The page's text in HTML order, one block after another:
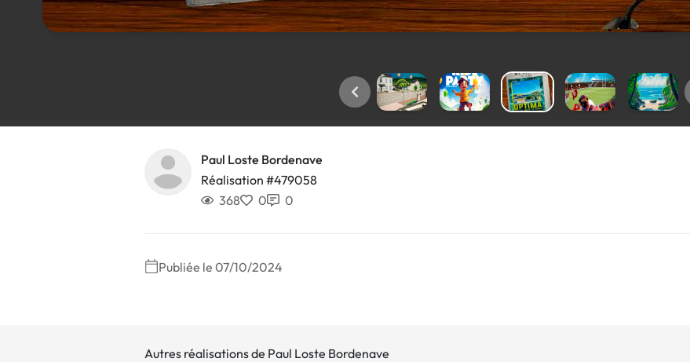
Paul Loste Bordenave
Réalisation #479058
368
0 0
Publiée le 07/10/2024
Autres réalisations de Paul Loste Bordenave